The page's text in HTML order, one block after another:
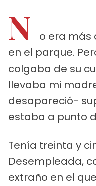
N
o era más
en el parque.
colgaba de su
llevaba mi
desapareció-
estaba a punto
Tenía treinta y
Desempleada,
extraño en el